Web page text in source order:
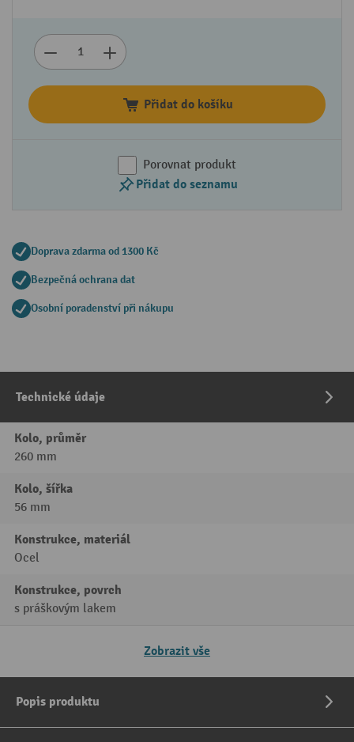
Přidat do košíku
Porovnat produkt
Přidat do seznamu
Doprava zdarma od 1300 Kč
Bezpečná ochrana dat
Osobní poradenství při nákupu
Technické údaje
Kolo, průměr
260 mm
Kolo, šířka
56 mm
Konstrukce, materiál
Ocel
Konstrukce, povrch
s práškovým lakem
Zobrazit vše
Popis produktu